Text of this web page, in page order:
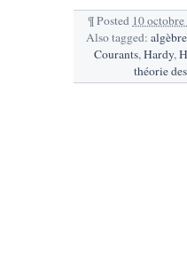
¶Posted 10
Also tagged: algèbre
Courants,Hardy,
théorie